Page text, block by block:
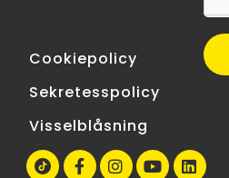
Cookiepolicy
Sekretesspolicy
Visselblåsning